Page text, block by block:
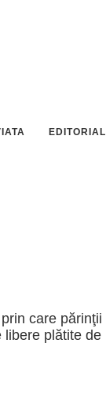
EDITORIAL
care părinţii
libere plătite de